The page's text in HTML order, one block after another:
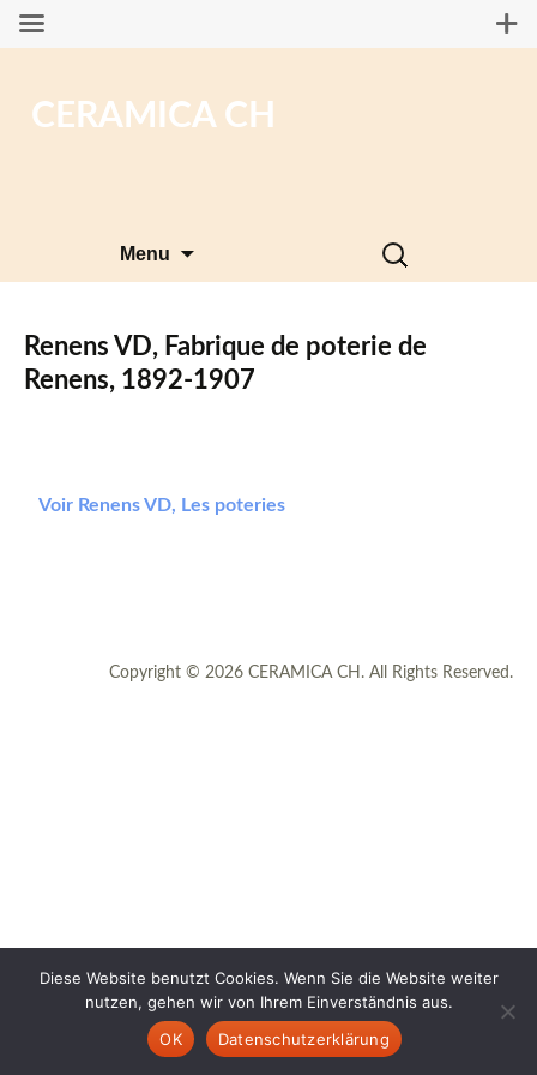
CERAMICA CH
Menu
Rechercher :
Renens VD, Fabrique de poterie de
Renens, 1892-1907
Voir Renens VD, Les poteries
Copyright © 2026 CERAMICA CH. All Rights Reserved.
Diese Website benutzt Cookies. Wenn Sie die Website weiter
nutzen, gehen wir von Ihrem Einverständnis aus.
OK
Datenschutzerklärung